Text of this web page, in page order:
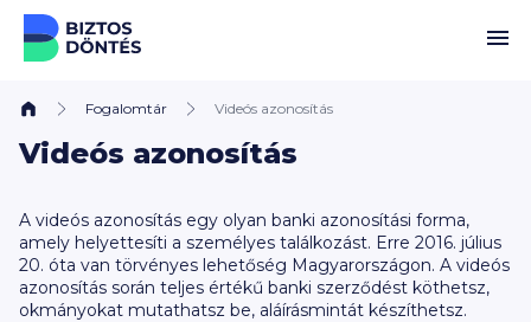
Ugrás a tartalomhoz
Fogalomtár Videós azonosítás
Videós azonosítás
A videós azonosítás egy olyan banki azonosítási forma,
amely helyettesíti a személyes találkozást. Erre 2016. július
20. óta van törvényes lehetőség Magyarországon. A videós
azonosítás során teljes értékű banki szerződést köthetsz,
okmányokat mutathatsz be, aláírásmintát készíthetsz.